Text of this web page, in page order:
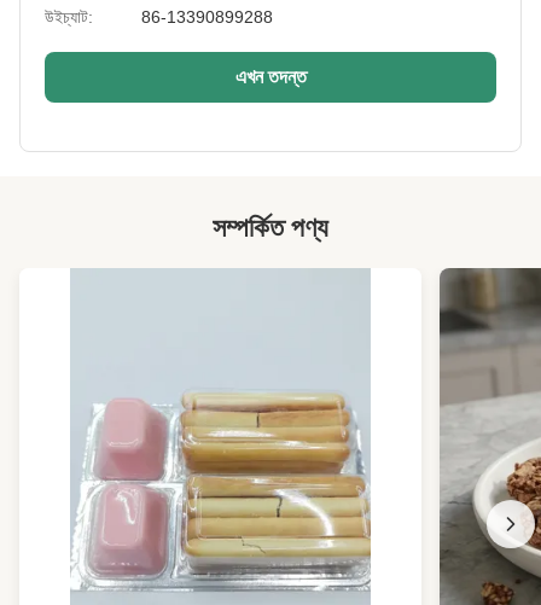
ক্রিস্পি বেগুনি মিষ্টি আলু বাদাম
উইচ্যাট:
86-13390899288
এখন তদন্ত
সম্পর্কিত পণ্য